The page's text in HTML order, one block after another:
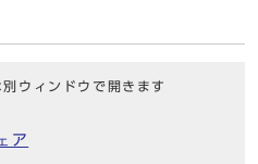
ウィンドウで開きます
ア